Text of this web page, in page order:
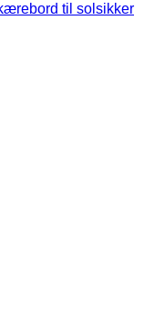
til solsikker